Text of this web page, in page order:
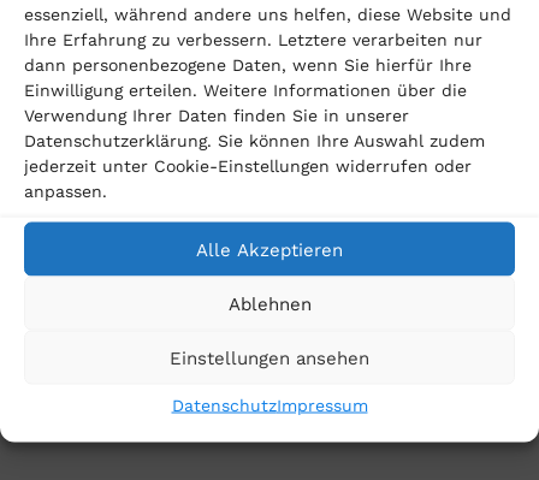
essenziell, während andere uns helfen, diese Website und
Ihre Erfahrung zu verbessern. Letztere verarbeiten nur
dann personenbezogene Daten, wenn Sie hierfür Ihre
Einwilligung erteilen. Weitere Informationen über die
Verwendung Ihrer Daten finden Sie in unserer
Datenschutzerklärung. Sie können Ihre Auswahl zudem
jederzeit unter Cookie-Einstellungen widerrufen oder
anpassen.
Alle Akzeptieren
Ablehnen
Einstellungen ansehen
DatenschutzImpressum
Vertrag herauskommen oder bereits gezahltes Geld
zurückfordern können. Melden Sie sich einfach
kostenfreiunter diesem Linkbei uns an. Unsere
Anwälte und Anwältinnen werden umgehend Kontakt
mit Ihnen aufnehmen. In einem kostenlosen
Erstgespräch klären wir mit Ihnen Ihre Möglichkeiten
und Erfolgsaussichten. Verbraucherkanzlei BRR
Baumeister Rosing – wir machen uns für Sie stark!
Hier kostenfrei anmelden